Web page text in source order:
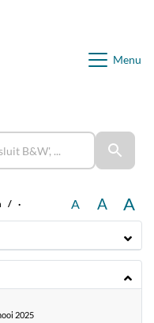
Menu
· A A A
2025